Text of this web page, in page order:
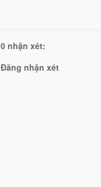
0 nhận xét:
Đăng nhận xét